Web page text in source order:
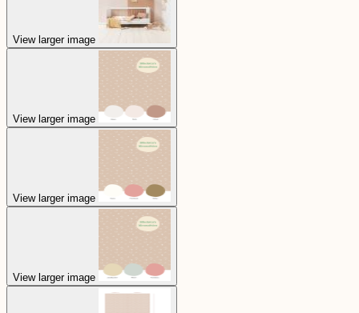
View larger image
View larger image
View larger image
View larger image